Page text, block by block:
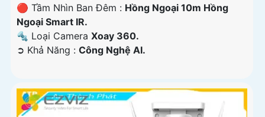
🔴 Tầm Nhìn Ban Đêm : Hồng Ngoại 10m Hồng
Ngoại Smart IR.
🔩 Loại Camera Xoay 360.
️➲ Khả Năng : Công Nghệ AI.